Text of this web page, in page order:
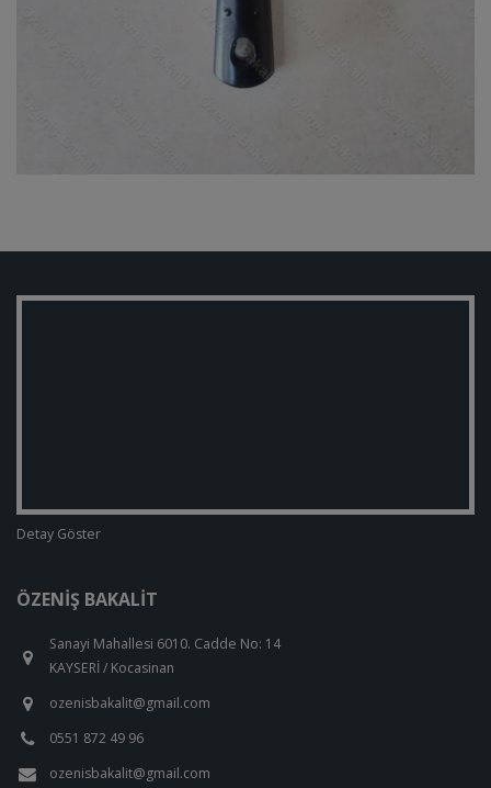
Detay Göster
ÖZENIŞ BAKALIT
Sanayi Mahallesi 6010. Cadde No: 14
KAYSERİ / Kocasinan
ozenisbakalit@gmail.com
0551 872 49 96
ozenisbakalit@gmail.com